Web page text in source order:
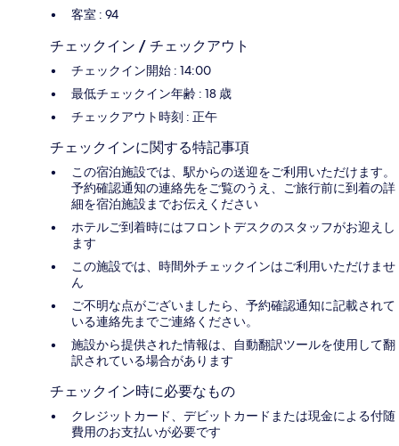
客室 : 94
チェックイン / チェックアウト
チェックイン開始 : 14:00
最低チェックイン年齢 : 18 歳
チェックアウト時刻 : 正午
チェックインに関する特記事項
この宿泊施設では、駅からの送迎をご利用いただけます。
予約確認通知の連絡先をご覧のうえ、ご旅行前に到着の詳
細を宿泊施設までお伝えください
ホテルご到着時にはフロントデスクのスタッフがお迎えし
ます
この施設では、時間外チェックインはご利用いただけませ
ん
ご不明な点がございましたら、予約確認通知に記載されて
いる連絡先までご連絡ください。
施設から提供された情報は、自動翻訳ツールを使用して翻
訳されている場合があります
チェックイン時に必要なもの
クレジットカード、デビットカードまたは現金による付随
費用のお支払いが必要です